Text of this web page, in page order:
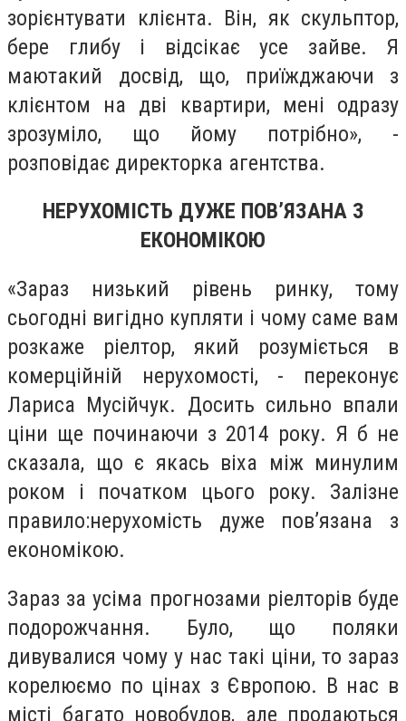
зорієнтувати клієнта. Він, як скульптор,
бере глибу і відсікає усе зайве. Я
маютакий досвід, що, приїжджаючи з
клієнтом на дві квартири, мені одразу
зрозуміло, що йому потрібно», -
розповідає директорка агентства.
НЕРУХОМІСТЬ ДУЖЕ ПОВ’ЯЗАНА З
ЕКОНОМІКОЮ
«Зараз низький рівень ринку, тому
сьогодні вигідно купляти і чому саме вам
розкаже ріелтор, який розуміється в
комерційній нерухомості, - переконує
Лариса Мусійчук. Досить сильно впали
ціни ще починаючи з 2014 року. Я б не
сказала, що є якась віха між минулим
роком і початком цього року. Залізне
правило:нерухомість дуже пов’язана з
економікою.
Зараз за усіма прогнозами ріелторів буде
подорожчання. Було, що поляки
дивувалися чому у нас такі ціни, то зараз
корелюємо по цінах з Європою. В нас в
місті багато новобудов, але продаються